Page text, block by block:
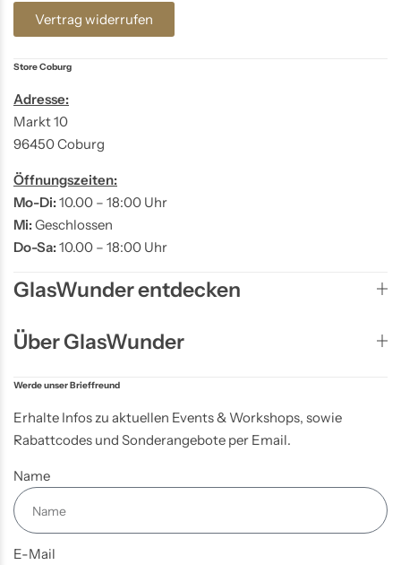
Vertrag widerrufen
Store Coburg
Adresse:
Markt 10
96450 Coburg
Öffnungszeiten:
Mo-Di:10.00 – 18:00 Uhr
Mi:Geschlossen
Do-Sa:10.00 – 18:00 Uhr
GlasWunder entdecken
Über GlasWunder
Werde unser Brieffreund
Erhalte Infos zu aktuellen Events & Workshops, sowie
Rabattcodes und Sonderangebote per Email.
Name
E-Mail